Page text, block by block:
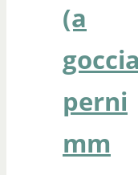
(a
goccia
perni
mm